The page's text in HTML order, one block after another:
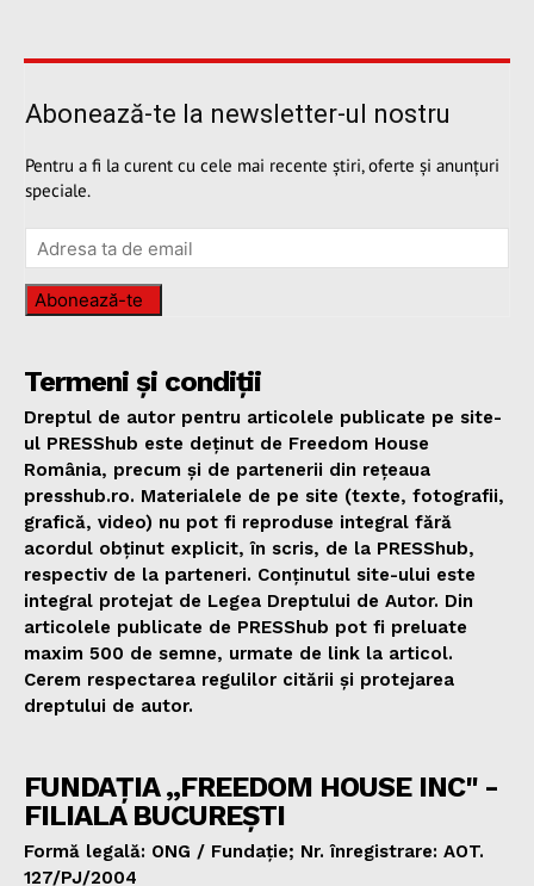
Abonează-te la newsletter-ul nostru
Pentru a fi la curent cu cele mai recente știri, oferte și anunțuri
speciale.
Abonează-te
Termeni și condiții
Dreptul de autor pentru articolele publicate pe site-
ul PRESShub este deținut de Freedom House
România, precum și de partenerii din rețeaua
presshub.ro. Materialele de pe site (texte, fotografii,
grafică, video) nu pot fi reproduse integral fără
acordul obținut explicit, în scris, de la PRESShub,
respectiv de la parteneri. Conținutul site-ului este
integral protejat de Legea Dreptului de Autor. Din
articolele publicate de PRESShub pot fi preluate
maxim 500 de semne, urmate de link la articol.
Cerem respectarea regulilor citării și protejarea
dreptului de autor.
FUNDAȚIA „FREEDOM HOUSE INC" -
FILIALA BUCUREȘTI
Formă legală: ONG / Fundație; Nr. înregistrare: AOT.
127/PJ/2004